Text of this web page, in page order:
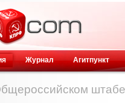
Журнал Агитпункт